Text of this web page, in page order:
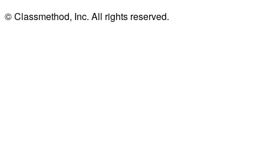
© Classmethod, Inc. All rights reserved.